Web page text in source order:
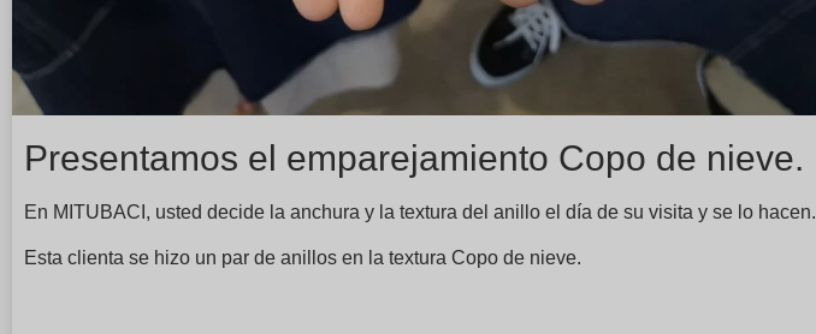
Presentamos el emparejamiento Copo de nieve.
En MITUBACI, usted decide la anchura y la textura del anillo el día de su visita y se lo hacen.
Esta clienta se hizo un par de anillos en la textura Copo de nieve.